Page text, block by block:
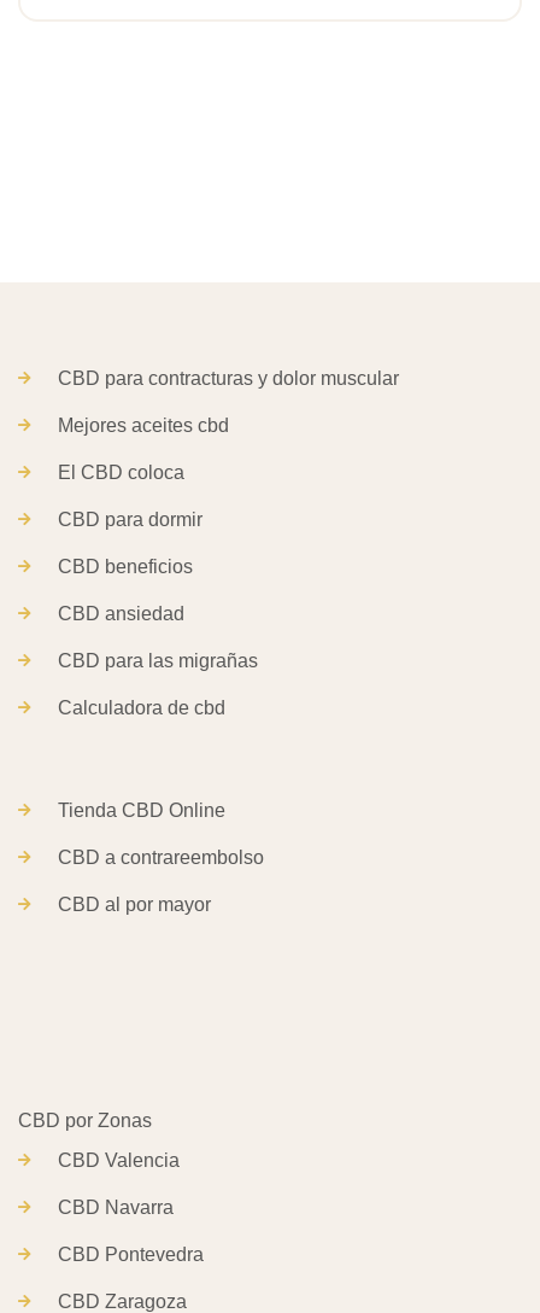
CBD para contracturas y dolor muscular
Mejores aceites cbd
El CBD coloca
CBD para dormir
CBD beneficios
CBD ansiedad
CBD para las migrañas
Calculadora de cbd
Tienda CBD Online
CBD a contrareembolso
CBD al por mayor
CBD Valencia
CBD Navarra
CBD Pontevedra
CBD Zaragoza